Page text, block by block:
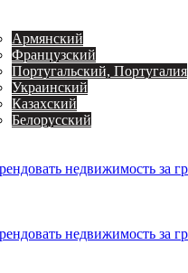
Армянский
Французский
Португальский, Португалия
Украинский
Казахский
Белорусский